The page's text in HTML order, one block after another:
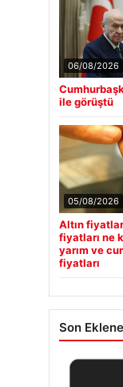
06/08/2026
ile görüştü
05/08/2026
Altın
fiyatları ne
yarım ve